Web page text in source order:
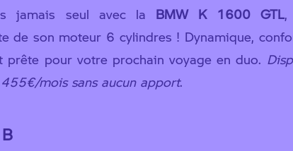
jamais seul avec la BMW K 1600 GTL
de son moteur 6 cylindres ! Dynamique,
prête pour votre prochain voyage en duo.
mois sans aucun apport.